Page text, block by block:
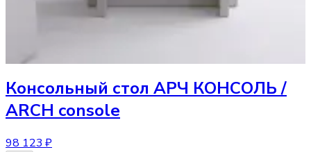
Консольный стол АРЧ КОНСОЛЬ /
ARCH console
98 123 ₽